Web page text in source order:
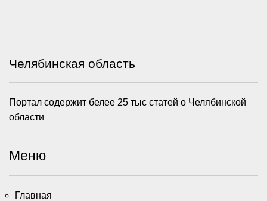
Челябинская область
Портал содержит белее 25 тыс статей о Челябинской
области
Меню
Главная